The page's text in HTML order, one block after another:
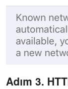
Adım 3.